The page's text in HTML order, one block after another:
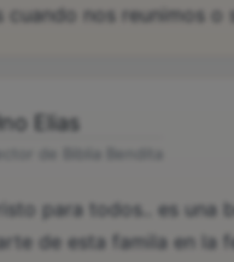
cuando nos reunimos o
Elias
para todos.. es una
de esta famila en la